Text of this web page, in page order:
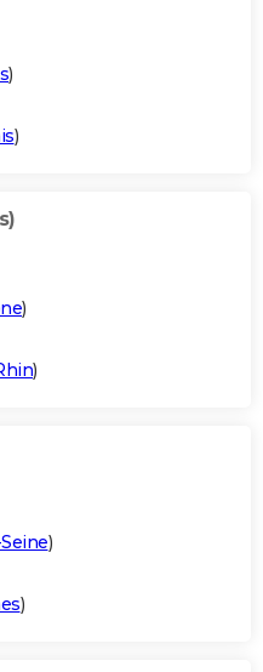
)
)
)
)
)
)